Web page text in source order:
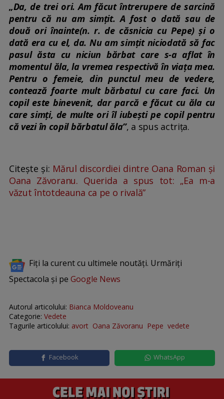
„Da, de trei ori. Am făcut întrerupere de sarcină
pentru că nu am simțit. A fost o dată sau de
două ori înainte(n. r. de căsnicia cu Pepe) și o
dată era cu el, da. Nu am simțit niciodată să fac
pasul ăsta cu niciun bărbat care s-a aflat în
momentul ăla, la vremea respectivă în viața mea.
Pentru o femeie, din punctul meu de vedere,
contează foarte mult bărbatul cu care faci. Un
copil este binevenit, dar parcă e făcut cu ăla cu
care simți, de multe ori îl iubești pe copil pentru
că vezi în copil bărbatul ăla”, a spus actrița.
Citește și: Mărul discordiei dintre Oana Roman și
Oana Zăvoranu. Querida a spus tot: „Ea m-a
văzut întotdeauna ca pe o rivală”
Fiți la curent cu ultimele noutăți. Urmăriți
Spectacola și pe Google News
Autorul articolului: Bianca Moldoveanu
Categorie: Vedete
Tagurile articolului: avort Oana Zăvoranu Pepe vedete
Facebook WhatsApp